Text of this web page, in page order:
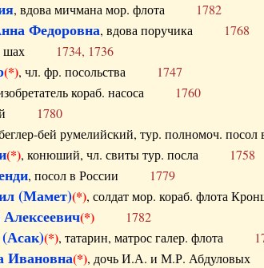
, вдова мичмана мор. флота 1782
Федоровна, вдова поручика 1768
шах 1734, 1736
(*), чл. фр. посольства 1747
кораб. насоса 1760
1780
бей румелийский, тур. полномоч.
(*), конюший, чл. свиты тур. посла 1758
, посол в России 1779
(Мамет)(*), солдат мор. кораб. флота
(*) 1782
(*), татарин, матрос галер. флота
Ивановна(*), дочь И.А. и М.Р.